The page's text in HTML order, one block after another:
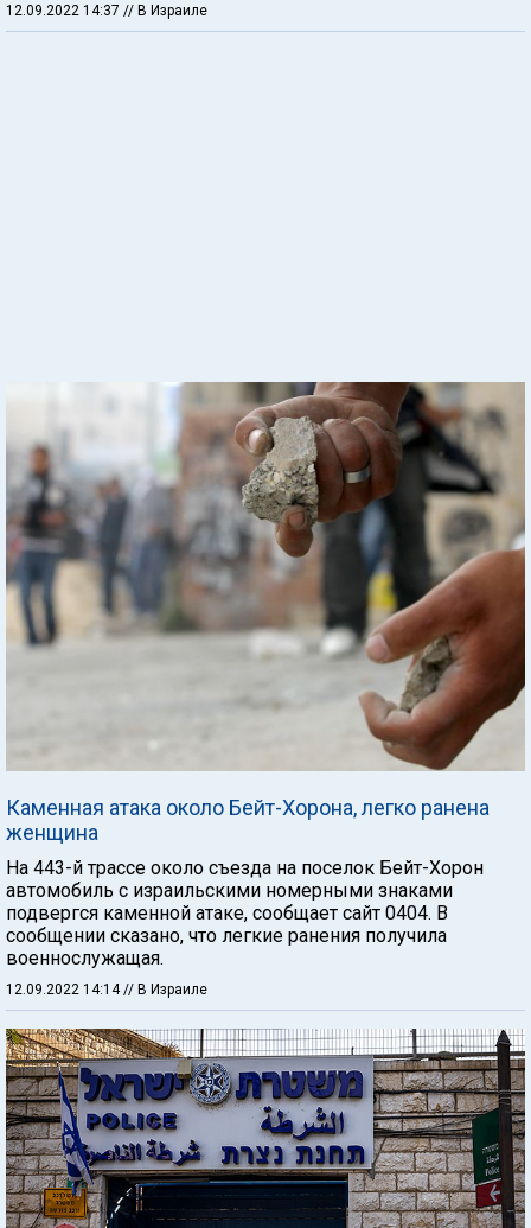
12.09.2022 14:37 // В Израиле
Каменная атака около Бейт-Хорона, легко ранена
женщина
На 443-й трассе около съезда на поселок Бейт-Хорон
автомобиль с израильскими номерными знаками
подвергся каменной атаке, сообщает сайт 0404. В
сообщении сказано, что легкие ранения получила
военнослужащая.
12.09.2022 14:14// В Израиле